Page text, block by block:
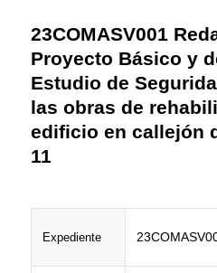
23COMASV001
Proyecto Básico y
Estudio de
las obras de
edificio en callejón
11
Expediente